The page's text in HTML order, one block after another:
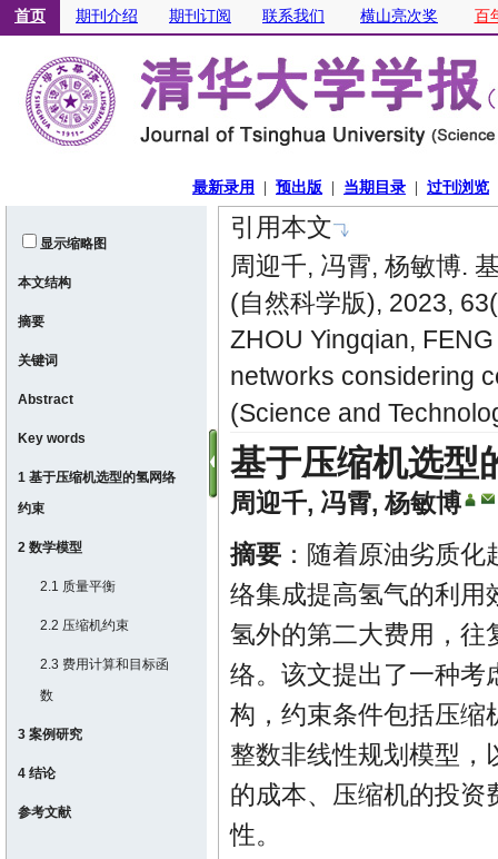
显示缩略图
本文结构
摘要
关键词
Abstract
Key words
1 基于压缩机选型的氢网络
约束
2 数学模型
2.1 质量平衡
2.2 压缩机约束
2.3 费用计算和目标函
数
3 案例研究
4 结论
参考文献
引用本文
周迎千, 冯霄, 杨敏博.
(自然科学版), 2023,
ZHOU Yingqian,
networks considering
(Science and
基于压缩机选型
周迎千, 冯霄, 杨敏博
摘要 ：随着原油劣质
络集成提高氢气的利用
氢外的第二大费用，往
络。该文提出了一种考
构，约束条件包括压缩
整数非线性规划模型，
的成本、压缩机的投资
性。